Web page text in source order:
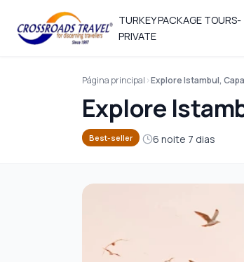
TURKEY PACKAGE TOURS-
PRIVATE
Página principal Explore Istambul,
Explore
Best-seller 6 noite 7 dias